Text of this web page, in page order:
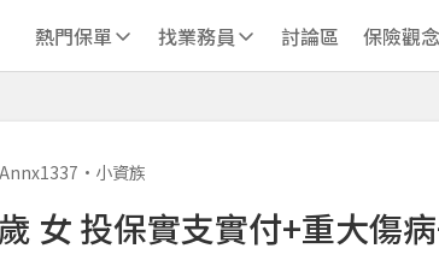
熱門保單 找業務員 討論區 保險觀
Annx1337 • 小資族
女 投保實支實付+重大傷